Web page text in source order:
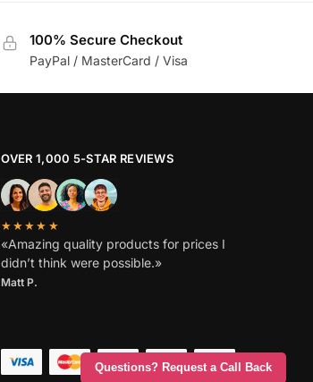
Questions? Request a Call Back
100% Secure Checkout
PayPal / MasterCard / Visa
OVER 1,000 5-STAR REVIEWS
★★★★★
«Amazing quality products for prices I
didn’t think were possible.»
Matt P.